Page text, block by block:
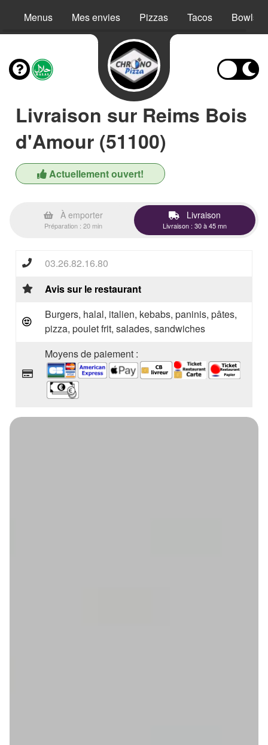
Menus Mes envies Pizzas Tacos Bowls
Livraison sur Reims Bois
d'Amour (51100)
Actuellement ouvert!
À emporter
Préparation : 20 min
Livraison
Livraison : 30 à 45 mn
03.26.82.16.80
Avis sur le restaurant
Burgers, halal, italien, kebabs, paninis, pâtes,
pizza, poulet frit, salades, sandwiches
Moyens de paiement :